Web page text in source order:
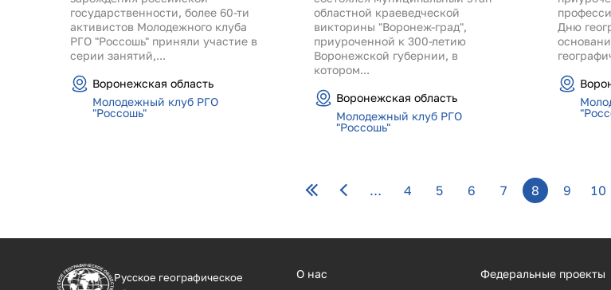
государственности, более 60-ти
активистов Молодежного клуба
РГО "Россошь" приняли участие в
серии занятий,...
Воронежская область
Молодежный клуб РГО
"Россошь"
областной краеведческой
викторины "Воронеж-град",
приуроченной к 300-летию
Воронежской губернии, в
котором...
Воронежская область
Молодежный клуб РГО
"Россошь"
Дню
… 4 5 6 7 8 9 10
Русское географическое
О нас
Федеральные проекты